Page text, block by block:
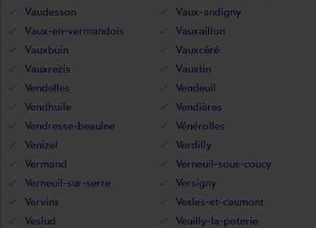
Vaudesson
Vaux-andigny
Vaux-en-vermandois
Vauxaillon
Vauxbuin
Vauxcéré
Vauxrezis
Vauxtin
Vendelles
Vendeuil
Vendhuile
Vendières
Vendresse-beaulne
Vénérolles
Venizel
Verdilly
Vermand
Verneuil-sous-coucy
Verneuil-sur-serre
Versigny
Vervins
Vesles-et-caumont
Veslud
Veuilly-la-poterie